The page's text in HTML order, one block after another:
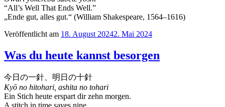
“All’s Well That Ends Well.”
„Ende gut, alles gut.“ (William Shakespeare, 1564–1616)
Veröffentlicht am 18. August 20242. Mai 2024
Was du heute kannst besorgen
今日の一針、明日の十針
Kyō no hitohari, ashita no tohari
Ein Stich heute erspart dir zehn morgen.
A stitch in time saves nine.